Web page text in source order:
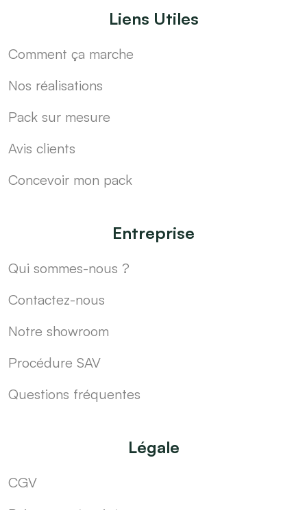
Liens Utiles
Comment ça marche
Nos réalisations
Pack sur mesure
Avis clients
Concevoir mon pack
Entreprise
Qui sommes-nous ?
Contactez-nous
Notre showroom
Procédure SAV
Questions fréquentes
Légale
CGV